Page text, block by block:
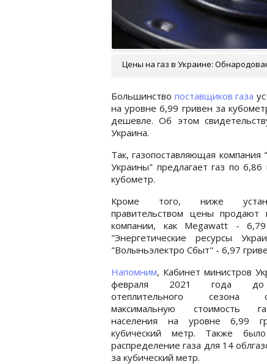
Цены на газ в Украине:
Большинство поставщиков газа
на уровне 6,99 гривен за
дешевле. Об этом
Украина.
Так, газопоставляющая компания
Украины" предлагает газ по 6,86
кубометр.
Кроме того, ниже
правительством цены продают
компании, как Megawatt -
"Энергетические ресурсы
"Волыньэлектро Сбыт" - 6,97
Напомним, Кабинет министров
февраля 2021 года
отеплительного сезона
максимальную стоимость
населения на уровне 6,99
кубический метр. Также
распределение газа для 14
за кубический метр.